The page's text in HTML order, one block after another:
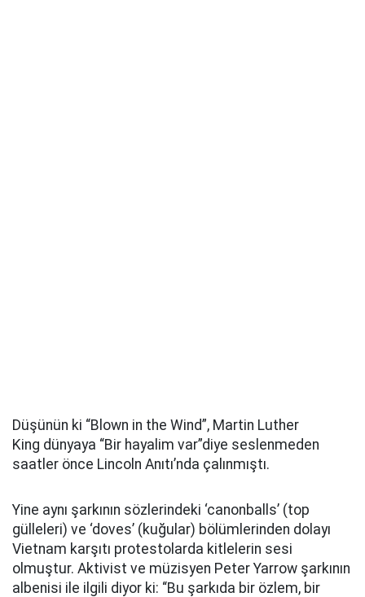
Düşünün ki “Blown in the Wind”, Martin Luther
King dünyaya “Bir hayalim var”diye seslenmeden
saatler önce Lincoln Anıtı’nda çalınmıştı.
Yine aynı şarkının sözlerindeki ‘canonballs’ (top
gülleleri) ve ‘doves’ (kuğular) bölümlerinden dolayı
Vietnam karşıtı protestolarda kitlelerin sesi
olmuştur. Aktivist ve müzisyen Peter Yarrow şarkının
albenisi ile ilgili diyor ki: “Bu şarkıda bir özlem, bir